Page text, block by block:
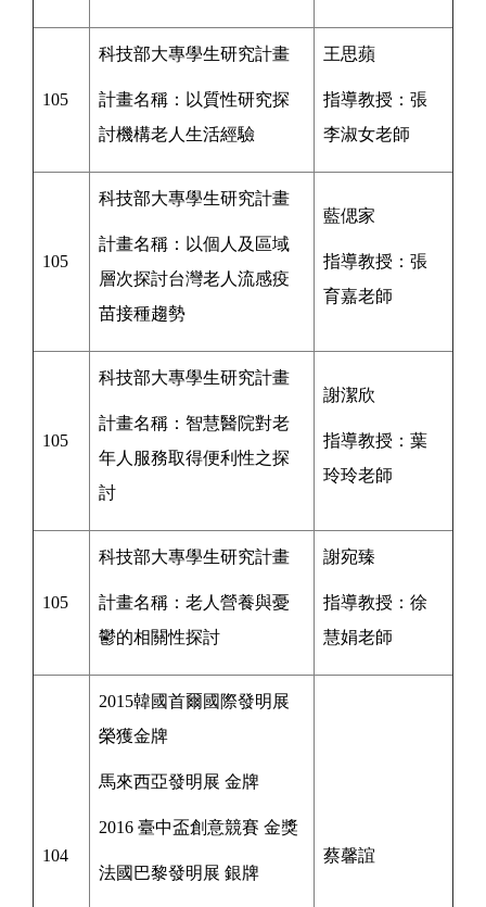
105
科技部大專學生研究計畫
計畫名稱：以質性研究探
討機構老人生活經驗
王思蘋
指導教授：張
李淑女老師
105
科技部大專學生研究計畫
計畫名稱： 以個人及區域
層次探討台灣老人流感疫
苗接種趨勢
藍偲家
指導教授： 張
育嘉老師
105
科技部大專學生研究計畫
計畫名稱：智慧醫院對老
年人服務取得便利性之探
討
謝潔欣
指導教授：葉
玲玲老師
105
科技部大專學生研究計畫
計畫名稱： 老人營養與憂
鬱的相關性探討
謝宛臻
指導教授： 徐
慧娟老師
104
2015韓國首爾國際發明展
榮獲金牌
馬來西亞發明展 金牌
2016 臺中盃創意競賽 金獎
法國巴黎發明展 銀牌
蔡馨誼